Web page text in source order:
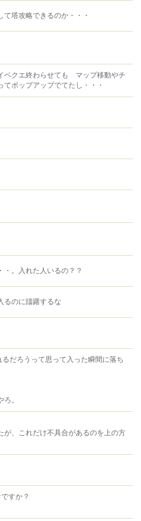
塔攻略できるのか・・・
ベクエ終わらせても マップ移動やチ
ポップアップでてたし・・・
。入れた人いるの？？
るのに躊躇するな
だろうって思って入った瞬間に落ち
。
、これだけ不具合があるのを上の方
すか？